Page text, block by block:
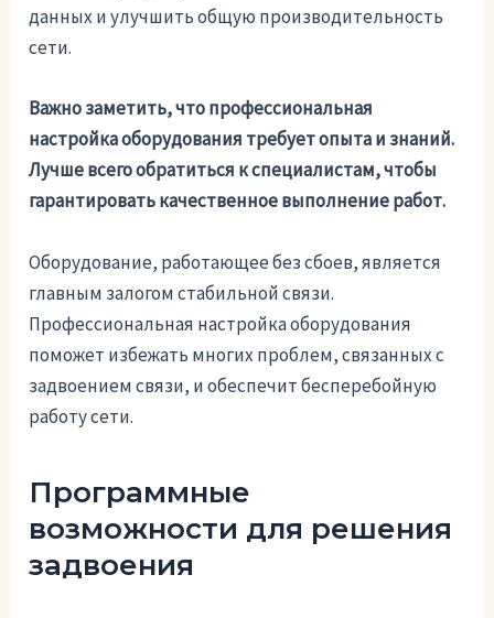
данных и улучшить общую производительность
сети.
Важно заметить, что профессиональная
настройка оборудования требует опыта и знаний.
Лучше всего обратиться к специалистам, чтобы
гарантировать качественное выполнение работ.
Оборудование, работающее без сбоев, является
главным залогом стабильной связи.
Профессиональная настройка оборудования
поможет избежать многих проблем, связанных с
задвоением связи, и обеспечит бесперебойную
работу сети.
Программные
возможности для решения
задвоения